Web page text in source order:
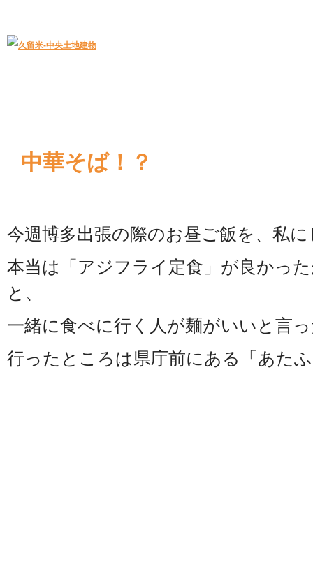
中華そば！？
今週博多出張の際のお昼ご飯を、私
本当は「アジフライ定食」が良かっ
と、
一緒に食べに行く人が麺がいいと言
行ったところは県庁前にある「あた